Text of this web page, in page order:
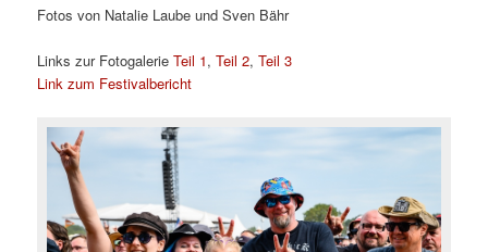
Fotos von Natalie Laube und Sven Bähr
Links zur FotogalerieTeil 1,Teil 2,Teil 3
Link zum Festivalbericht